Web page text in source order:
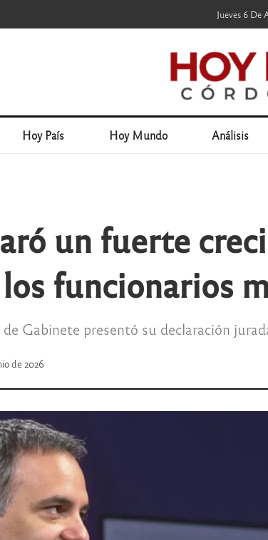
Jueves 6 De
Hoy País Hoy Mundo Análisis
un fuerte
funcionarios
de Gabinete presentó su declaración
de 2026